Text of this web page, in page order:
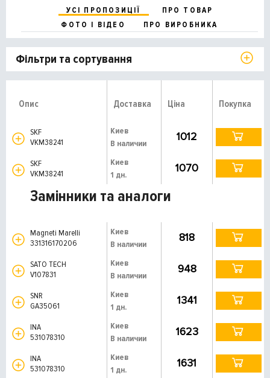
УСІ ПРОПОЗИЦІЇ
ПРО ТОВАР
ФОТО І ВІДЕО
ПРО ВИРОБНИКА
Фільтри та сортування
Опис Доставка Ціна Покупка
SKF
VKM38241
Киев
В наличии
1012
SKF
VKM38241
Киев
1 дн.
1070
Замінники та аналоги
Magneti Marelli
331316170206
Киев
В наличии
818
SATO TECH
V107831
Киев
В наличии
948
SNR
GA35061
Киев
1 дн.
1341
INA
531078310
Киев
В наличии
1623
INA
531078310
Киев
1 дн.
1631